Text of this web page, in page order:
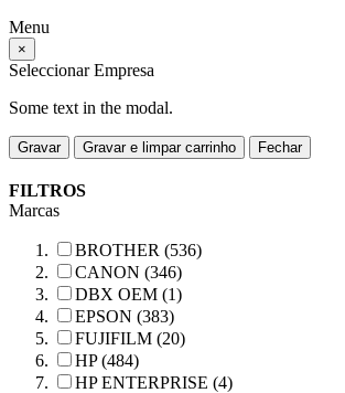
Menu
×
Seleccionar Empresa
Some text in the modal.
Gravar Gravar e limpar carrinho Fechar
FILTROS
Marcas
BROTHER (536)
CANON (346)
DBX OEM (1)
EPSON (383)
FUJIFILM (20)
HP (484)
HP ENTERPRISE (4)